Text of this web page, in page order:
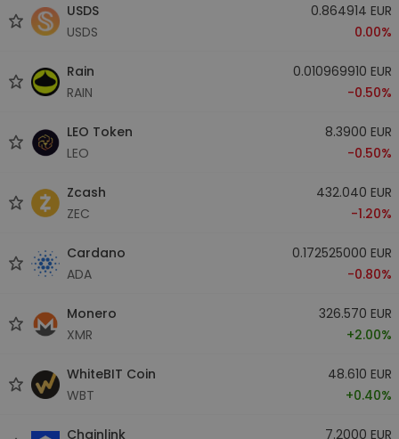
USDS
USDS
0.864914 EUR
0.00%
Rain
RAIN
0.010969910 EUR
-0.50%
LEO Token
LEO
8.3900 EUR
-0.50%
Zcash
ZEC
432.040 EUR
-1.20%
Cardano
ADA
0.172525000 EUR
-0.80%
Monero
XMR
326.570 EUR
+2.00%
WhiteBIT Coin
WBT
48.610 EUR
+0.40%
Chainlink
7.2000 EUR